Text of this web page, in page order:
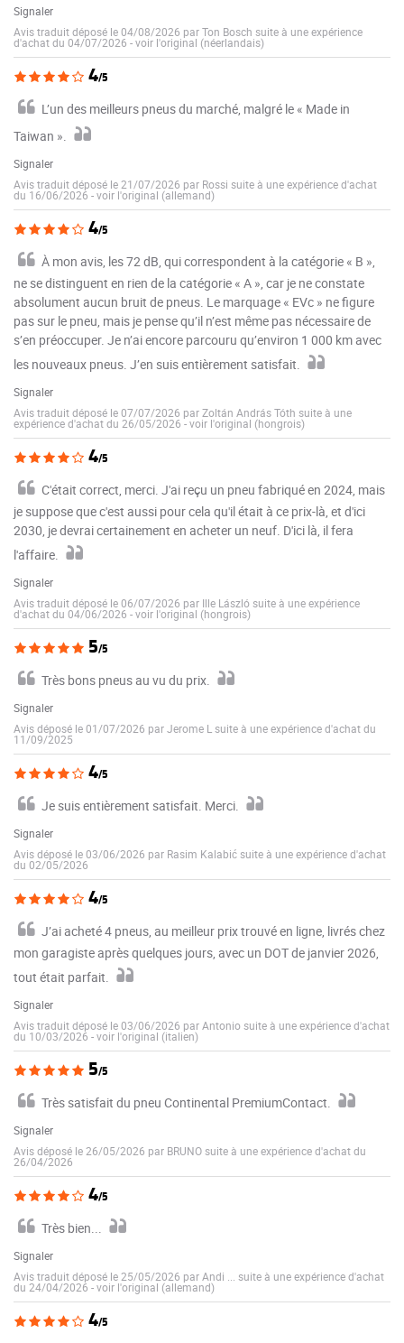
Signaler
Avis traduit déposé le 04/08/2026 par Ton Bosch suite à une expérience
d'achat du 04/07/2026 -voir l'original (néerlandais)
4/5
L’un des meilleurs pneus du marché, malgré le « Made in
Taiwan ».
Signaler
Avis traduit déposé le 21/07/2026 par Rossi suite à une expérience d'achat
du 16/06/2026 -voir l'original (allemand)
4/5
À mon avis, les 72 dB, qui correspondent à la catégorie « B »,
ne se distinguent en rien de la catégorie « A », car je ne constate
absolument aucun bruit de pneus. Le marquage « EVc » ne figure
pas sur le pneu, mais je pense qu’il n’est même pas nécessaire de
s’en préoccuper. Je n’ai encore parcouru qu’environ 1 000 km avec
les nouveaux pneus. J’en suis entièrement satisfait.
Signaler
Avis traduit déposé le 07/07/2026 par Zoltán András Tóth suite à une
expérience d'achat du 26/05/2026 -voir l'original (hongrois)
4/5
C'était correct, merci. J'ai reçu un pneu fabriqué en 2024, mais
je suppose que c'est aussi pour cela qu'il était à ce prix-là, et d'ici
2030, je devrai certainement en acheter un neuf. D'ici là, il fera
l'affaire.
Signaler
Avis traduit déposé le 06/07/2026 par Ille László suite à une expérience
d'achat du 04/06/2026 -voir l'original (hongrois)
5/5
Très bons pneus au vu du prix.
Signaler
Avis déposé le 01/07/2026 par Jerome L suite à une expérience d'achat du
11/09/2025
4/5
Je suis entièrement satisfait. Merci.
Signaler
Avis déposé le 03/06/2026 par Rasim Kalabić suite à une expérience d'achat
du 02/05/2026
4/5
J’ai acheté 4 pneus, au meilleur prix trouvé en ligne, livrés chez
mon garagiste après quelques jours, avec un DOT de janvier 2026,
tout était parfait.
Signaler
Avis traduit déposé le 03/06/2026 par Antonio suite à une expérience d'achat
du 10/03/2026 -voir l'original (italien)
5/5
Très satisfait du pneu Continental PremiumContact.
Signaler
Avis déposé le 26/05/2026 par BRUNO suite à une expérience d'achat du
26/04/2026
4/5
Très bien...
Signaler
Avis traduit déposé le 25/05/2026 par Andi ... suite à une expérience d'achat
du 24/04/2026 -voir l'original (allemand)
4/5